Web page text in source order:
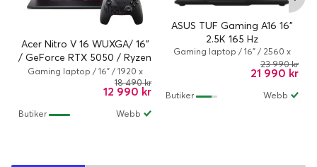
Acer Nitro V 16 WUXGA/ 16"
/ GeForce RTX 5050 / Ryzen
7 260 / 16GB / 1TB / Win 11
+ Handkontroll
Gaming laptop / 16" / 1920 x
1200 / Ryzen 7 / 16 GB / 1.024 TB
/ NVIDIA GeForce RTX 5050 /
12 990 kr
18 490 kr
Webb
Butiker
ASUS TUF Gaming A16 16"
2.5K 165 Hz
Gaming laptop / 16" / 2560 x
1600 / 165 Hz / Ryzen 7 / 32 GB /
1 TB / NVIDIA GeForce RTX 5070
11 Home
21 990 kr
23 990 kr
Webb
Butiker